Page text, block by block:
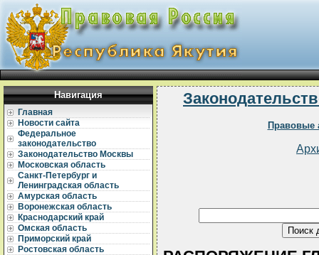
Навигация
Главная
Новости сайта
Федеральное
законодательство
Законодательство Москвы
Московская область
Санкт-Петербург и
Ленинградская область
Амурская область
Воронежская область
Краснодарский край
Омская область
Приморский край
Ростовская область
Правовые